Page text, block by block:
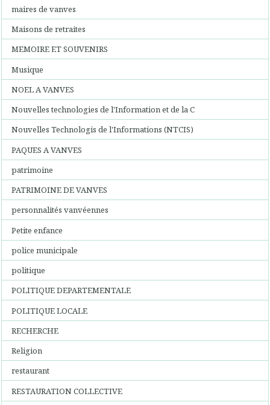
maires de vanves
Maisons de retraites
MEMOIRE ET SOUVENIRS
Musique
NOEL A VANVES
Nouvelles technologies de l'Information et de la C
Nouvelles Technologis de l'Informations (NTCIS)
PAQUES A VANVES
patrimoine
PATRIMOINE DE VANVES
personnalités vanvéennes
Petite enfance
police municipale
politique
POLITIQUE DEPARTEMENTALE
POLITIQUE LOCALE
RECHERCHE
Religion
restaurant
RESTAURATION COLLECTIVE